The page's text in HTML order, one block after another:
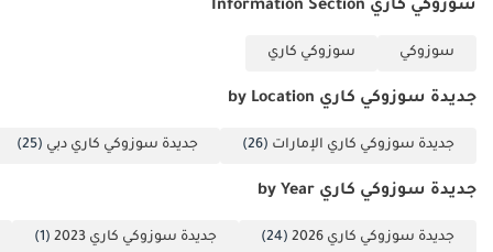
السوق • أقدم وأكثر
في الإمارات العربية
المتحدة • شحن تصدير
• تحديثات تفاعلية حول
التصدير • مجموعة
واسعة من السيارات
سوزوكي كاري Information Section
سوزوكي سوزوكي كاري
جديدة سوزوكي كاري by Location
جديدة سوزوكي كاري الإمارات (26) جديدة سوزوكي كاري دبي (25)
جديدة سوزوكي كاري by Year
جديدة سوزوكي كاري 2026 (24) جديدة سوزوكي كاري 2023 (1)